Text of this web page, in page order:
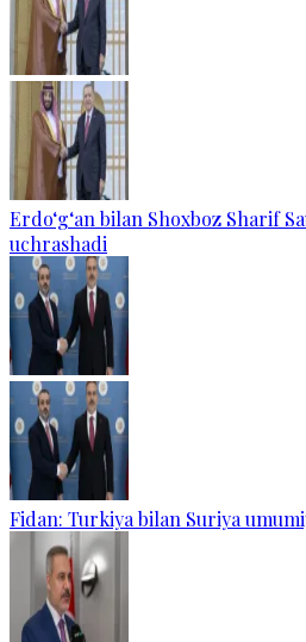
Erdo‘g‘an bilan Shoxboz Sharif
uchrashadi
Fidan: Turkiya bilan Suriya